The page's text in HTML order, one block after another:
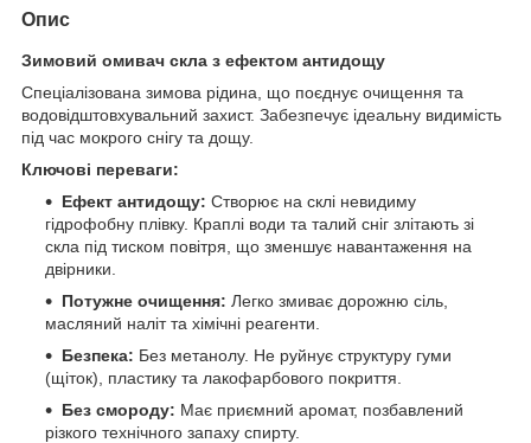
Опис
Зимовий омивач скла з ефектом антидощу
Спеціалізована зимова рідина, що поєднує очищення та
водовідштовхувальний захист. Забезпечує ідеальну видимість
під час мокрого снігу та дощу.
Ключові переваги:
Ефект антидощу: Створює на склі невидиму
гідрофобну плівку. Краплі води та талий сніг злітають зі
скла під тиском повітря, що зменшує навантаження на
двірники.
Потужне очищення: Легко змиває дорожню сіль,
масляний наліт та хімічні реагенти.
Безпека: Без метанолу. Не руйнує структуру гуми
(щіток), пластику та лакофарбового покриття.
Без смороду: Має приємний аромат, позбавлений
різкого технічного запаху спирту.